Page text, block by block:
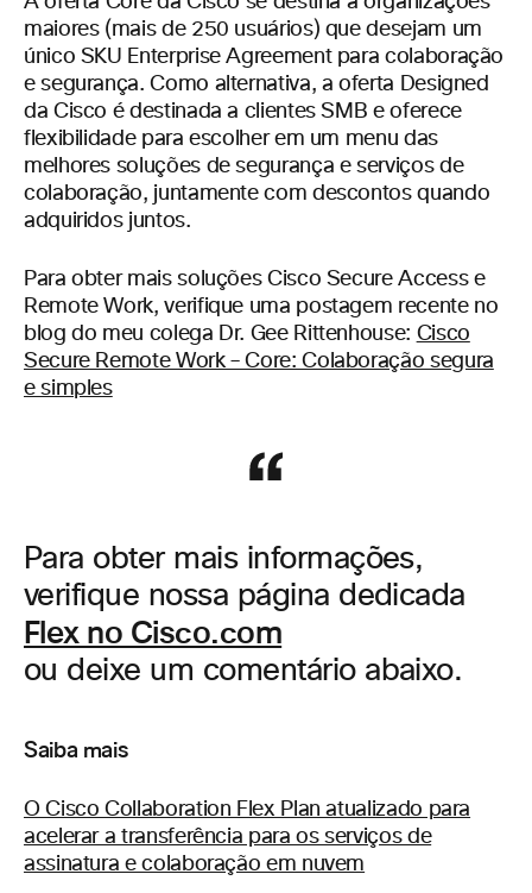
maiores (mais de 250 usuários) que desejam um
único SKU Enterprise Agreement para colaboração
e segurança. Como alternativa, a oferta Designed
da Cisco é destinada a clientes SMB e oferece
flexibilidade para escolher em um menu das
melhores soluções de segurança e serviços de
colaboração, juntamente com descontos quando
adquiridos juntos.
Para obter mais soluções Cisco Secure Access e
Remote Work, verifique uma postagem recente no
blog do meu colega Dr. Gee Rittenhouse: Cisco
Secure Remote Work – Core: Colaboração segura
e simples
Para obter mais informações,
verifique nossa página dedicada
Flex no Cisco.com
ou deixe um comentário abaixo.
Saiba mais
O Cisco Collaboration Flex Plan atualizado para
acelerar a transferência para os serviços de
assinatura e colaboração em nuvem